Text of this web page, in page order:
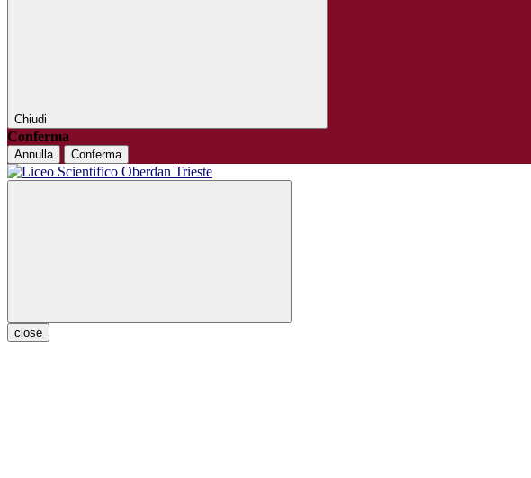
Chiudi
Conferma
Annulla Conferma
close